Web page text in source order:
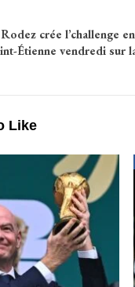
crée l’challenge
Étienne vendredi sur
Like